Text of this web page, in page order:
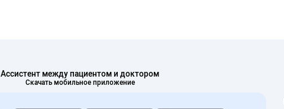
Ассистент между пациентом и доктором
Скачать мобильное приложение